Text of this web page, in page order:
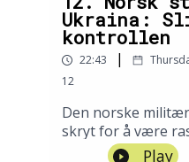
Ukraina:
kontrollen
22:43 |
12
Den norske
skryt for å være
hvordan vet vi at
Play